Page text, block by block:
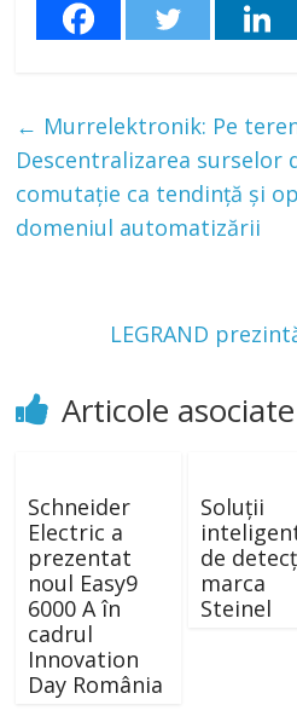
← Murrelektronik: Pe
Descentralizarea surselor
comutație ca tendință și
domeniul automatizării
LEGRAND
Articole asociate
Schneider
Electric a
prezentat
noul Easy9
6000 A în
cadrul
Innovation
Day România
Soluții
de
marca
Steinel